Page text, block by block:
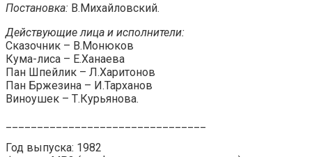
Постановка: В.Михайловский.
Действующие лица и исполнители:
Сказочник – В.Монюков
Кума-лиса – Е.Ханаева
Пан Шпейлик – Л.Харитонов
Пан Бржезина – И.Тарханов
Виноушек – Т.Курьянова.
Год выпуска: 1982